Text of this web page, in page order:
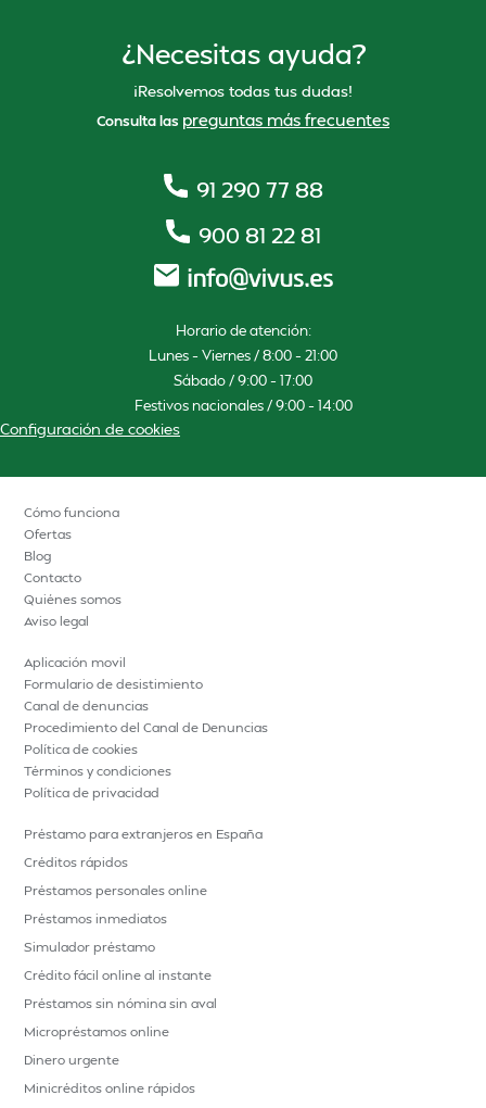
¿Necesitas ayuda?
¡Resolvemos todas tus dudas!
Consulta las preguntas más frecuentes
91 290 77 88
900 81 22 81
Horario de atención:
Lunes – Viernes / 8:00 – 21:00
Sábado / 9:00 – 17:00
Festivos nacionales / 9:00 – 14:00
Configuración de cookies
Cómo funciona
Ofertas
Blog
Contacto
Quiénes somos
Aviso legal
Aplicación movil
Formulario de desistimiento
Canal de denuncias
Procedimiento del Canal de Denuncias
Política de cookies
Términos y condiciones
Política de privacidad
Préstamo para extranjeros en España
Créditos rápidos
Préstamos personales online
Préstamos inmediatos
Simulador préstamo
Crédito fácil online al instante
Préstamos sin nómina sin aval
Micropréstamos online
Dinero urgente
Minicréditos online rápidos